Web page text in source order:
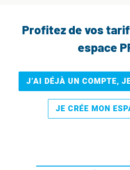
Profitez de vos
espace
J’AI DÉJÀ UN COMPTE,
JE CRÉE MON